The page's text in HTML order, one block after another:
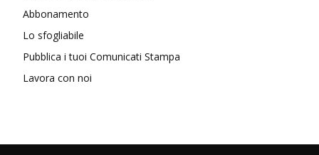
Abbonamento
Lo sfogliabile
Pubblica i tuoi Comunicati Stampa
Lavora con noi